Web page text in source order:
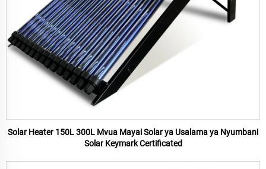
Solar Heater 150L 300L Mvua Mayai Solar ya Usalama ya Nyumbani
Solar Keymark Certificated